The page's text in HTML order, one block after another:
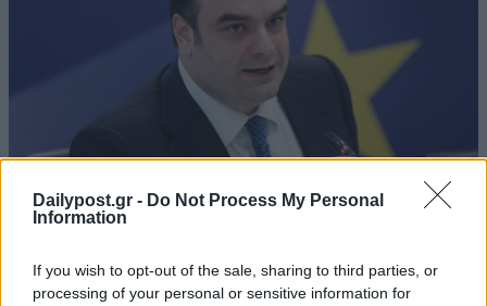
Dailypost.gr - Do Not Process My Personal
Information
If you wish to opt-out of the sale, sharing to third parties, or
processing of your personal or sensitive information for